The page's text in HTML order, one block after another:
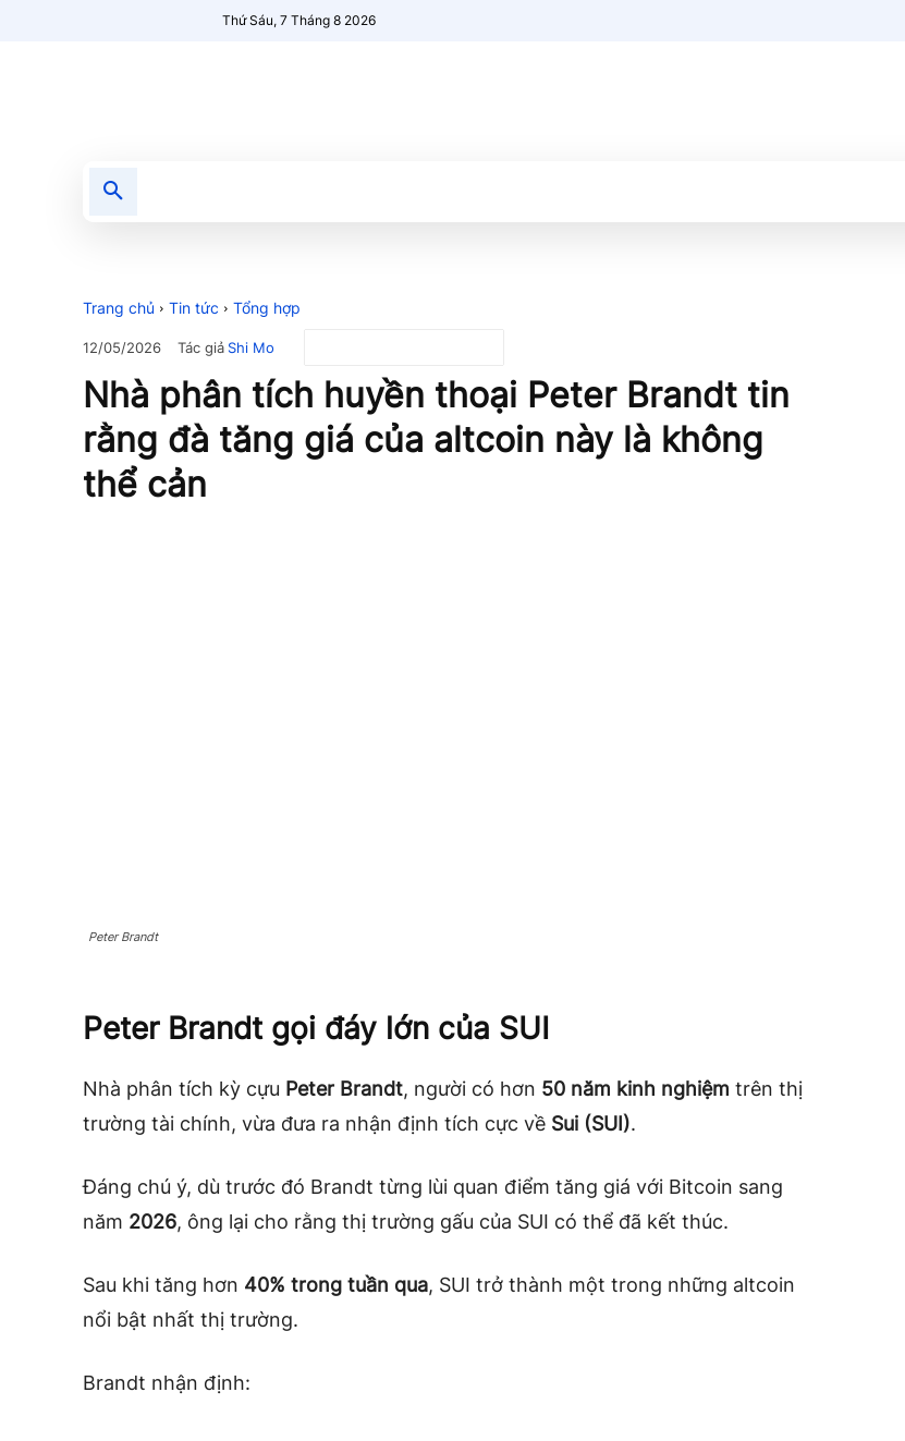
Thứ Sáu, 7 Tháng 8 2026
Trang chủ Tin tức Tổng hợp
12/05/2026 Tác giảShi Mo
Nhà phân tích huyền thoại Peter Brandt tin
rằng đà tăng giá của altcoin này là không
thể cản
Peter Brandt
Peter Brandt gọi đáy lớn của SUI
Nhà phân tích kỳ cựu Peter Brandt, người có hơn 50 năm kinh nghiệm trên thị
trường tài chính, vừa đưa ra nhận định tích cực về Sui (SUI).
Đáng chú ý, dù trước đó Brandt từng lùi quan điểm tăng giá với Bitcoin sang
năm 2026, ông lại cho rằng thị trường gấu của SUI có thể đã kết thúc.
Sau khi tăng hơn 40% trong tuần qua, SUI trở thành một trong những altcoin
nổi bật nhất thị trường.
Brandt nhận định: